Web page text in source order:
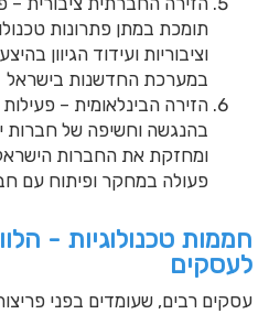
תומכת במתן פתרונות
וציבוריות ועידוד הגיוון
במערכת החדשנות בישראל
הזירה הבינלאומית –
בהנגשה וחשיפה של חברות
ומחזקת את החברות
פעולה במחקר ופיתוח עם
חממות טכנולוגיות -
לעסקים
עסקים רבים, שעומדים בפני